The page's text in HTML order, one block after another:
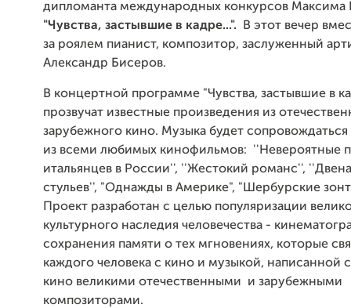
дипломанта международных конкурсов
"Чувства, застывшие в кадре...". В этот вечер
за роялем пианист, композитор, заслуженный
Александр Бисеров.
В концертной программе "Чувства, застывшие в
прозвучат известные произведения из
зарубежного кино. Музыка будет
из всеми любимых кинофильмов: ''Невероятные
итальянцев в России'', ''Жестокий романс'',
стульев'', "Однажды в Америке", "Шербурские
Проект разработан с целью популяризации
культурного наследия человечества -
сохранения памяти о тех мгновениях, которые
каждого человека с кино и музыкой, написанной
кино великими отечественными и зарубежными
композиторами.